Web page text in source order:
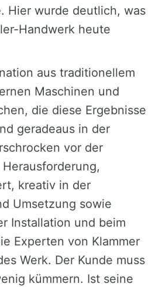
Hier wurde deutlich, was
Handwerk heute
aus traditionellem
Maschinen und
die diese Ergebnisse
geradeaus in der
vor der
kreativ in der
Umsetzung sowie
Installation und beim
Experten von Klammer
Werk. Der Kunde muss
kümmern. Ist seine